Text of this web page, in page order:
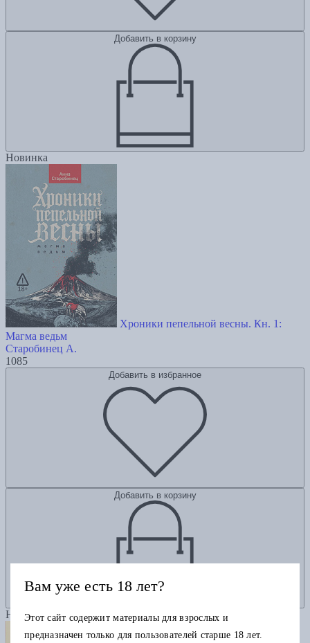
Добавить в корзину
Новинка
Хроники пепельной весны. Кн. 1:
Магма ведьм
Старобинец А.
1085
Добавить в избранное
Добавить в корзину
Новинка
Вам уже есть 18 лет?
Этот сайт содержит материалы для взрослых и
предназначен только для пользователей старше 18 лет.